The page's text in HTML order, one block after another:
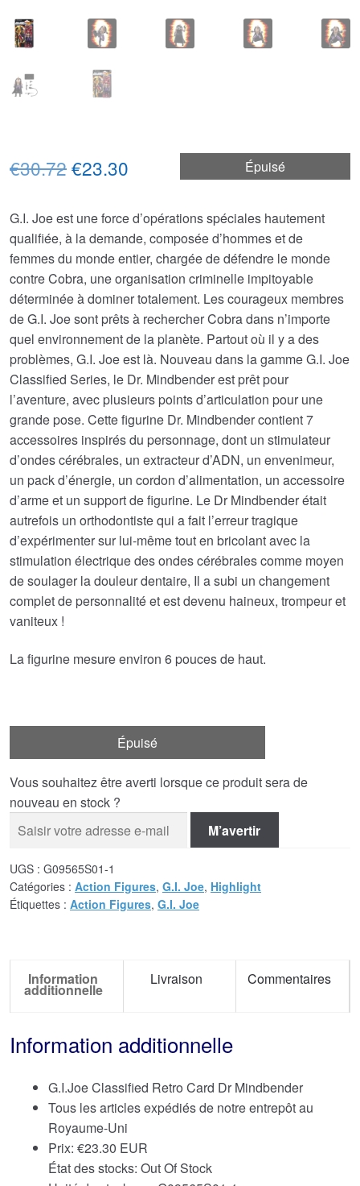
Épuisé
€30.72Le
initial
était :
€30.72.
€23.30
actuel
est :
€23.30.
G.I. Joe est une force d’opérations spéciales hautement
qualifiée, à la demande, composée d’hommes et de
femmes du monde entier, chargée de défendre le monde
contre Cobra, une organisation criminelle impitoyable
déterminée à dominer totalement. Les courageux membres
de G.I. Joe sont prêts à rechercher Cobra dans n’importe
quel environnement de la planète. Partout où il y a des
problèmes, G.I. Joe est là. Nouveau dans la gamme G.I. Joe
Classified Series, le Dr. Mindbender est prêt pour
l’aventure, avec plusieurs points d’articulation pour une
grande pose. Cette figurine Dr. Mindbender contient 7
accessoires inspirés du personnage, dont un stimulateur
d’ondes cérébrales, un extracteur d’ADN, un envenimeur,
un pack d’énergie, un cordon d’alimentation, un accessoire
d’arme et un support de figurine. Le Dr Mindbender était
autrefois un orthodontiste qui a fait l’erreur tragique
d’expérimenter sur lui-même tout en bricolant avec la
stimulation électrique des ondes cérébrales comme moyen
de soulager la douleur dentaire, Il a subi un changement
complet de personnalité et est devenu haineux, trompeur et
vaniteux !
La figurine mesure environ 6 pouces de haut.
Épuisé
Vous souhaitez être averti lorsque ce produit sera de
nouveau en stock ?
M’avertir
UGS : G09565S01-1
Catégories : Action Figures, G.I. Joe, Highlight
Étiquettes : Action Figures, G.I. Joe
Information
additionnelle
Livraison Commentaires
Information additionnelle
G.I.Joe Classified Retro Card Dr Mindbender
Tous les articles expédiés de notre entrepôt au
Royaume-Uni
Prix: €23.30 EUR
État des stocks: Out Of Stock